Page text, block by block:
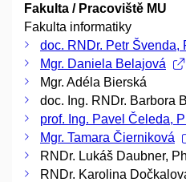
Fakulta / Pracoviště MU
Fakulta informatiky
doc. RNDr. Petr Švenda,
Mgr. Daniela Belajová
Mgr. Adéla Bierská
doc. Ing. RNDr. Barbora
prof. Ing. Pavel Čeleda,
Mgr. Tamara Čierniková
RNDr. Lukáš Daubner,
RNDr. Karolina